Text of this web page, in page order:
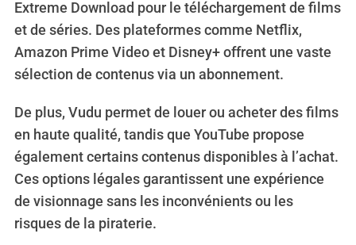
Extreme Download pour le téléchargement de films
et de séries. Des plateformes comme Netflix,
Amazon Prime Video et Disney+ offrent une vaste
sélection de contenus via un abonnement.
De plus, Vudu permet de louer ou acheter des films
en haute qualité, tandis que YouTube propose
également certains contenus disponibles à l’achat.
Ces options légales garantissent une expérience
de visionnage sans les inconvénients ou les
risques de la piraterie.